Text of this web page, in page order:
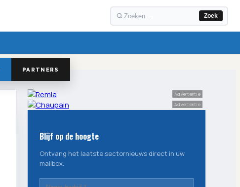
Zoek
PARTNERS
Advertentie
Advertentie
Blijf op de hoogte
Ontvang het laatste sectornieuws direct in uw
mailbox.